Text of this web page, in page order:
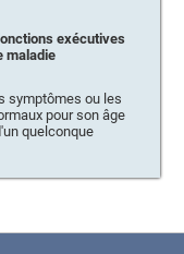
exécutives
maladie
symptômes ou les
pour son âge
quelconque